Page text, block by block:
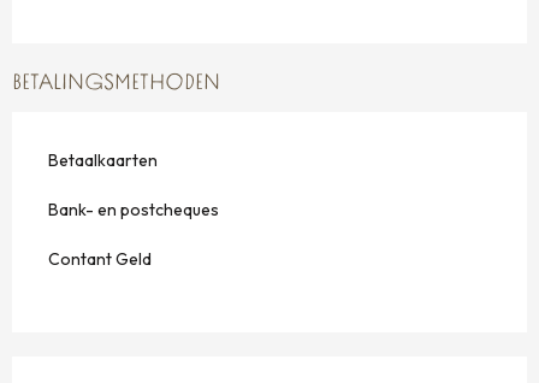
BETALINGSMETHODEN
Betaalkaarten
Bank- en postcheques
Contant Geld